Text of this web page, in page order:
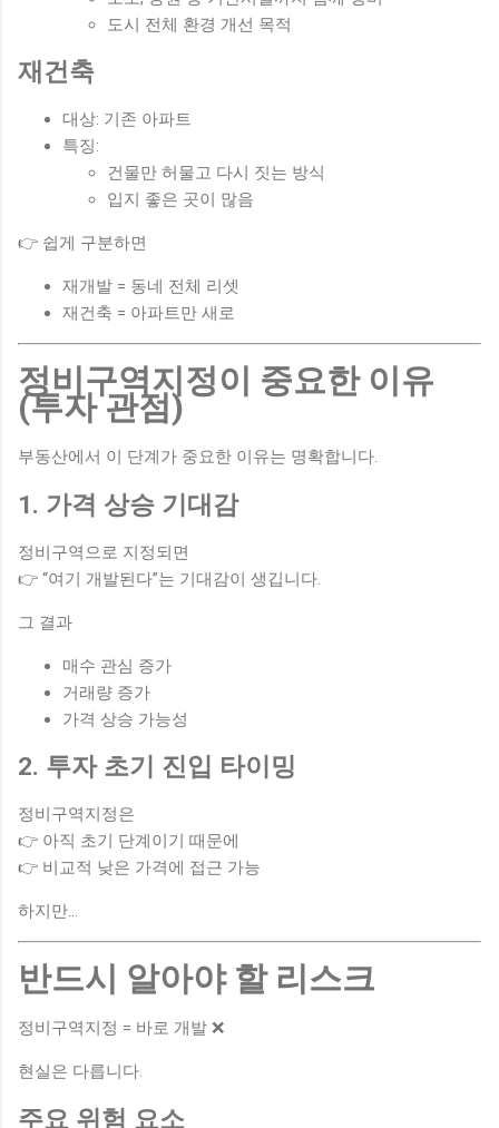
도시 전체 환경 개선 목적
재건축
대상: 기존 아파트
특징:
건물만 허물고 다시 짓는 방식
입지 좋은 곳이 많음
👉 쉽게 구분하면
재개발 = 동네 전체 리셋
재건축 = 아파트만 새로
정비구역지정이 중요한 이유
(투자 관점)
부동산에서 이 단계가 중요한 이유는 명확합니다.
1. 가격 상승 기대감
정비구역으로 지정되면
👉 “여기 개발된다”는 기대감이 생깁니다.
그 결과
매수 관심 증가
거래량 증가
가격 상승 가능성
2. 투자 초기 진입 타이밍
정비구역지정은
👉 아직 초기 단계이기 때문에
👉 비교적 낮은 가격에 접근 가능
하지만…
반드시 알아야 할 리스크
정비구역지정 = 바로 개발 ❌
현실은 다릅니다.
주요 위험 요소